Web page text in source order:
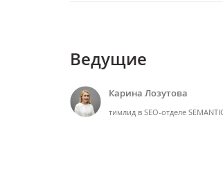
Ведущие
Карина Лозутова
тимлид в SEO-отделе